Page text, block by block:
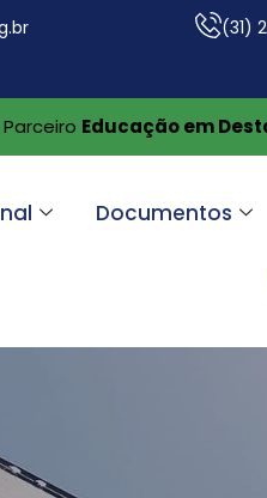
(31)
Educação em
Documentos